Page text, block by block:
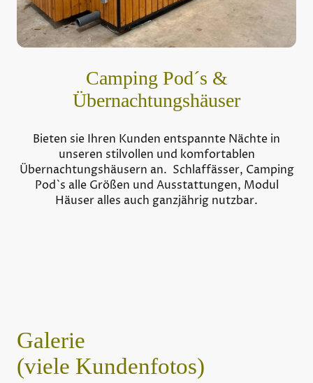
Camping Pod´s &
Übernachtungshäuser
Bieten sie Ihren Kunden entspannte Nächte in
unseren stilvollen und komfortablen
Übernachtungshäusern an. Schlaffässer, Camping
Pod`s alle Größen und Ausstattungen, Modul
Häuser alles auch ganzjährig nutzbar.
Galerie
(viele Kundenfotos)